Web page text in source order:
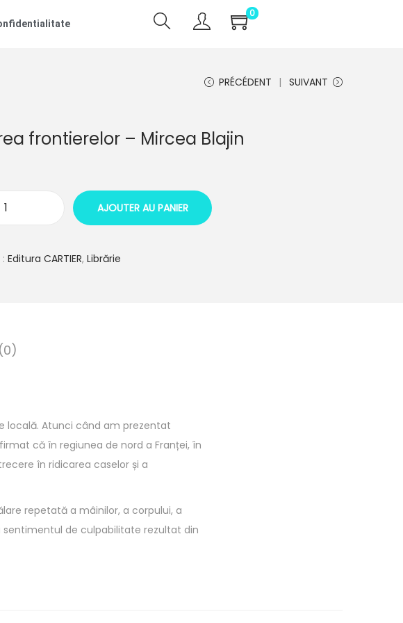
0
PRÉCÉDENT SUIVANT
frontierelor – Mircea Blajin
AJOUTER AU PANIER
Editura CARTIER, Librărie
locală. Atunci când am prezentat
că în regiunea de nord a Franței, în
în ridicarea caselor și a
repetată a mâinilor, a corpului, a
de culpabilitate rezultat din